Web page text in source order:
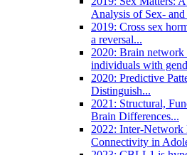
Analysis of Sex-
2019: Cross sex
a reversal...
2020: Brain network
individuals with
2020: Predictive
Distinguish...
2021: Structural,
Brain Differences...
2022: Inter-Network
Connectivity in